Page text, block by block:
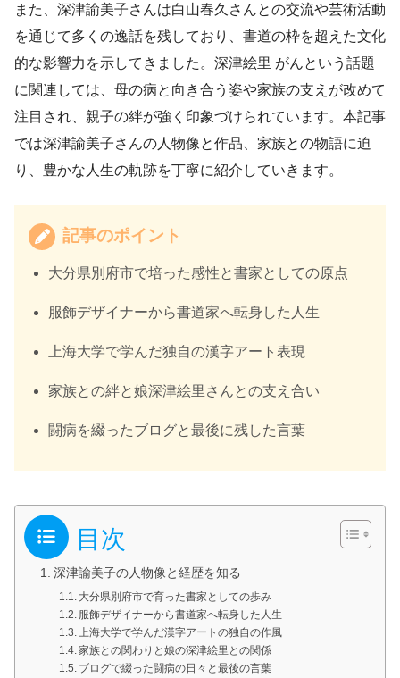
また、深津諭美子さんは白山春久さんとの交流や芸術活動
を通じて多くの逸話を残しており、書道の枠を超えた文化
的な影響力を示してきました。深津絵里 がんという話題
に関連しては、母の病と向き合う姿や家族の支えが改めて
注目され、親子の絆が強く印象づけられています。本記事
では深津諭美子さんの人物像と作品、家族との物語に迫
り、豊かな人生の軌跡を丁寧に紹介していきます。
記事のポイント
大分県別府市で培った感性と書家としての原点
服飾デザイナーから書道家へ転身した人生
上海大学で学んだ独自の漢字アート表現
家族との絆と娘深津絵里さんとの支え合い
闘病を綴ったブログと最後に残した言葉
目次
深津諭美子の人物像と経歴を知る
大分県別府市で育った書家としての歩み
服飾デザイナーから書道家へ転身した人生
上海大学で学んだ漢字アートの独自の作風
家族との関わりと娘の深津絵里との関係
ブログで綴った闘病の日々と最後の言葉